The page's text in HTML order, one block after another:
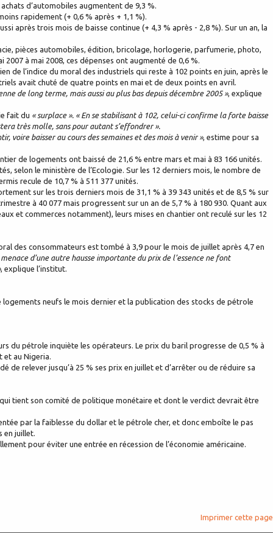
d’automobiles augmentent de 9,3 %.
rapidement (+ 0,6 % après + 1,1 %).
après trois mois de baisse continue (+ 4,3 % après - 2,8 %). Sur un an, la
pièces automobiles, édition, bricolage, horlogerie, parfumerie, photo,
2007 à mai 2008, ces dépenses ont augmenté de 0,6 %.
de l’indice du moral des industriels qui reste à 102 points en juin, après le
avait chuté de quatre points en mai et de deux points en avril.
de long terme, mais aussi au plus bas depuis décembre 2005 », explique
fait du « surplace ». « En se stabilisant à 102, celui-ci confirme la forte baisse
très molle, sans pour autant s’effondrer ».
voire baisser au cours des semaines et des mois à venir », estime pour sa
de logements ont baissé de 21,6 % entre mars et mai à 83 166 unités.
selon le ministère de l’Ecologie. Sur les 12 derniers mois, le nombre de
recule de 10,7 % à 511 377 unités.
sur les trois derniers mois de 31,1 % à 39 343 unités et de 8,5 % sur
à 40 077 mais progressent sur un an de 5,7 % à 180 930. Quant aux
et commerces notamment), leurs mises en chantier ont reculé sur les 12
des consommateurs est tombé à 3,9 pour le mois de juillet après 4,7 en
d’une autre hausse importante du prix de l’essence ne font
, explique l’institut.
logements neufs le mois dernier et la publication des stocks de pétrole
du pétrole inquiète les opérateurs. Le prix du baril progresse de 0,5 % à
et au Nigeria.
de relever jusqu’à 25 % ses prix en juillet et d’arrêter ou de réduire sa
tient son comité de politique monétaire et dont le verdict devrait être
par la faiblesse du dollar et le pétrole cher, et donc emboîte le pas
en juillet.
pour éviter une entrée en récession de l’économie américaine.
Imprimer cette page